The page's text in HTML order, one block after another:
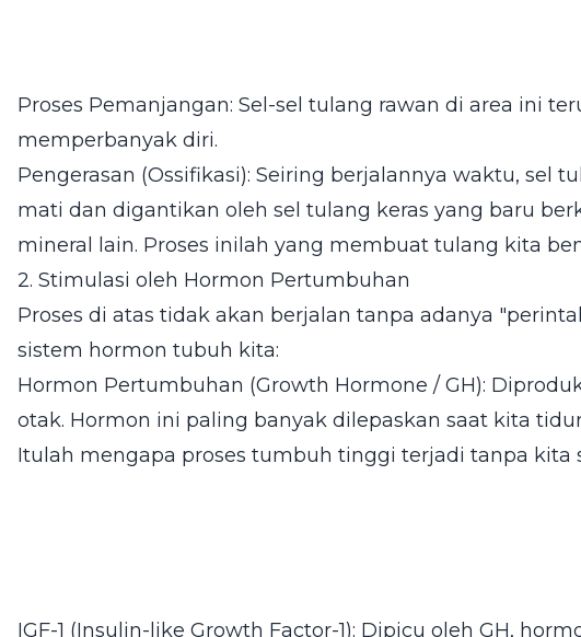
Proses Pemanjangan: Sel-sel tulang rawan di area ini
memperbanyak diri.
Pengerasan (Ossifikasi): Seiring berjalannya waktu, sel
mati dan digantikan oleh sel tulang keras yang baru
mineral lain. Proses inilah yang membuat tulang kita
2. Stimulasi oleh Hormon Pertumbuhan
Proses di atas tidak akan berjalan tanpa adanya
sistem hormon tubuh kita:
Hormon Pertumbuhan (Growth Hormone / GH):
otak. Hormon ini paling banyak dilepaskan saat kita
Itulah mengapa proses tumbuh tinggi terjadi tanpa kita
IGF-1 (Insulin-like Growth Factor-1): Dipicu oleh GH,